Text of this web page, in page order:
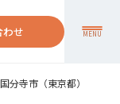
わせ MENU
国分寺市（東京都）